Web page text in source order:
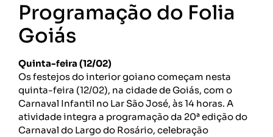
Programação do Folia
Goiás
Quinta-feira (12/02)
Os festejos do interior goiano começam nesta
quinta-feira (12/02), na cidade de Goiás, com o
Carnaval Infantil no Lar São José, às 14 horas. A
atividade integra a programação da 20ª edição do
Carnaval do Largo do Rosário, celebração